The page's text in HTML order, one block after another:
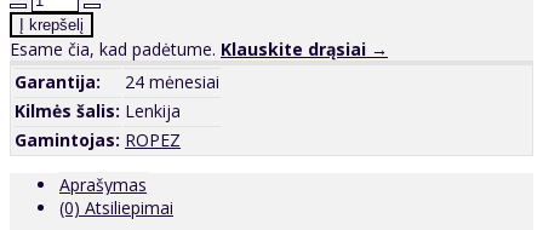
Esame čia, kad padėtume. Klauskite drąsiai →
Garantija:
24 mėnesiai
Kilmės šalis: Lenkija
Gamintojas: ROPEZ
Aprašymas
(0) Atsiliepimai